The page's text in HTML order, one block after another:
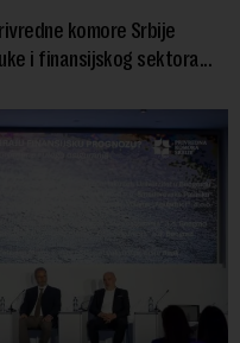
komore Srbije
i finansijskog sektora...